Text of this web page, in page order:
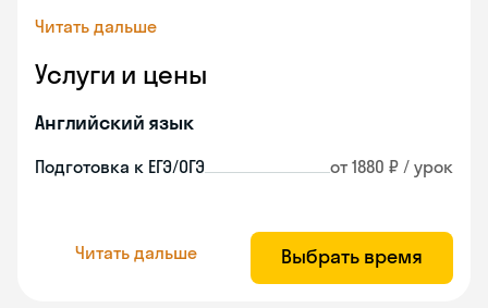
Читать дальше
Услуги и цены
Английский язык
Подготовка к ЕГЭ/ОГЭ от 1880 ₽ / урок
Читать дальше Выбрать время